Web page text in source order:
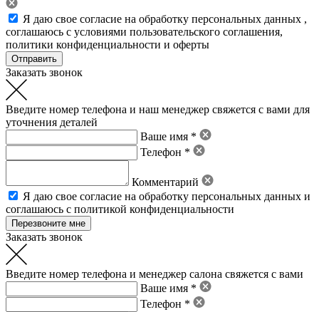
Я даю свое согласие на обработку персональных данных ,
соглашаюсь с условиями пользовательского соглашения,
политики конфиденциальности и оферты
Заказать звонок
Введите номер телефона и наш менеджер свяжется с вами для
уточнения деталей
Ваше имя *
Телефон *
Комментарий
Я даю свое согласие на обработку персональных данных и
соглашаюсь с политикой конфиденциальности
Заказать звонок
Введите номер телефона и менеджер салона свяжется с вами
Ваше имя *
Телефон *